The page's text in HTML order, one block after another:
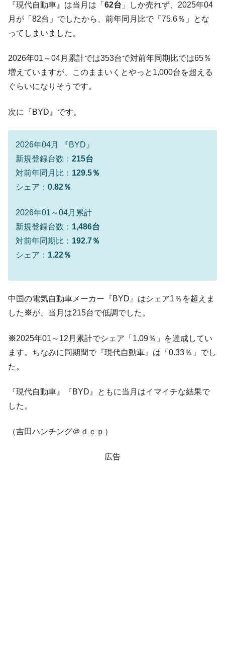
『Money1』
韓国半導体『SKハイニックス』2026年2Qの
業績「史上最高益」当期純利益は前年同期比13.4倍に。
『Money1』
韓国･加徳島新国際空港「またも暗礁」の危
【速報】韓国株式市場の暴落・本日07月29
日(水)もサイドカー・サーキットブレイカーの二段コンボ
発動！
半分未満しか雇用を生まない
Fact1
日本の誇る海洋資源調査船『白嶺』は先進技術の
塊！
Fact1
夏の甲子園、優勝校を最も多く輩出している都道
府県とは？
Fact1 今話題の「楽天ライオンズ」とは？
える賞金とは？
日本人マスターズ挑戦の歴史。松山以前に最高位
だった選手とは？
Fact1 セレクトセールの高額取引馬が稼いだ金額とは？
『現代自動車』は当月は「 62台 」しか売れず、2025年04
月が「82台」でしたから、前年同月比で「75.6％」とな
ってしまいました。
2026年01～04月累計では353台で対前年同期比では65％
増えていますが、このままいくとやっと1,000台を超える
ぐらいになりそうです。
次に『BYD』です。
2026年04月 『BYD』
新規登録台数： 215台
対前年同月比： 129.5％
シェア： 0.82％
2026年01～04月累計
新規登録台数： 1,486台
対前年同期比： 192.7％
シェア： 1.22％
中国の電気自動車メーカー『BYD』はシェア1％を超えま
した ※が、当月は215台で低調でした。
※2025年01～12月累計でシェア「1.09％」を達成してい
ます。ちなみに同期間で『現代自動車』は「0.33％」でし
た。
『現代自動車』『BYD』ともに当月はイマイチな結果で
した。
（吉田ハンチング＠ｄｃｐ）
広告